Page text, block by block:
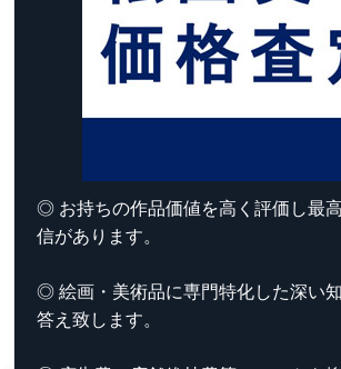
◎ お持ちの作品価値を高く評価し最
信があります。
◎ 絵画・美術品に専門特化した深い
答え致します。